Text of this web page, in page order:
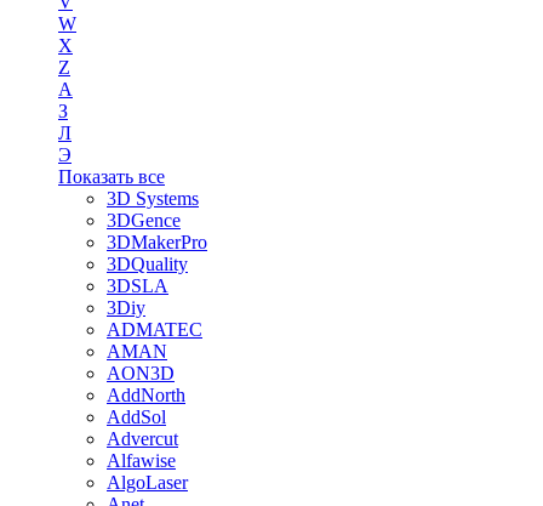
W
X
Z
А
З
Л
Э
Показать все
3D Systems
3DGence
3DMakerPro
3DQuality
3DSLA
3Diy
ADMATEC
AMAN
AON3D
AddNorth
AddSol
Advercut
Alfawise
AlgoLaser